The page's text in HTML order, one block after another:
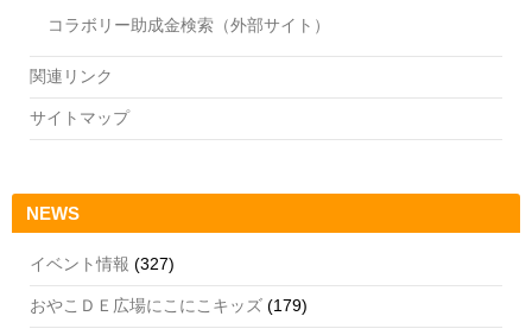
コラボリー助成金検索（外部サイト）
関連リンク
サイトマップ
NEWS
イベント情報 (327)
おやこＤＥ広場にこにこキッズ (179)